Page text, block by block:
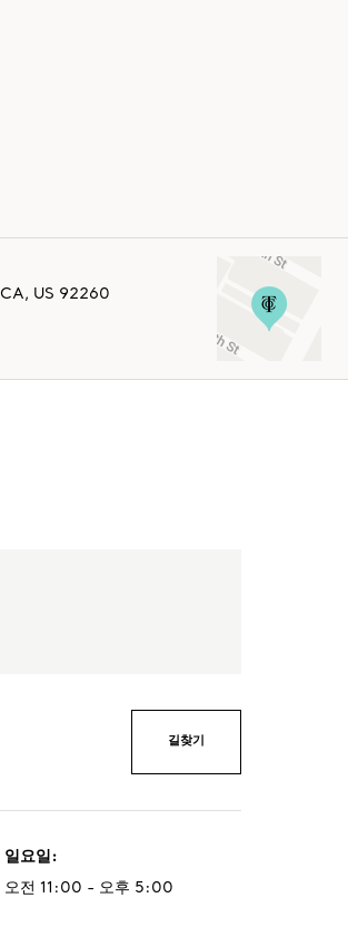
CA, US 92260
길찾기
일요일:
오전 11:00 - 오후 5:00